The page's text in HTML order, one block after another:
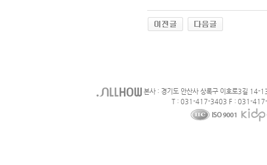
본사 : 경기도 안산사 상록구 이호로3길 14-
T : 031-417-3403 F : 031-